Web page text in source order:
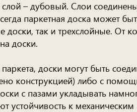
– дубовый. Слои
паркетная доска может
доски, так и трехслойные. От
доски.
паркета, доски могут быть
конструкцией) либо с
с пазами укладывать
устойчивость к